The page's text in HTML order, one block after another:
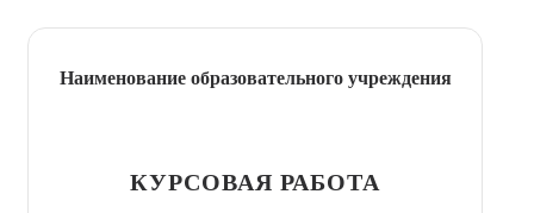
Наименование образовательного учреждения
КУРСОВАЯ РАБОТА